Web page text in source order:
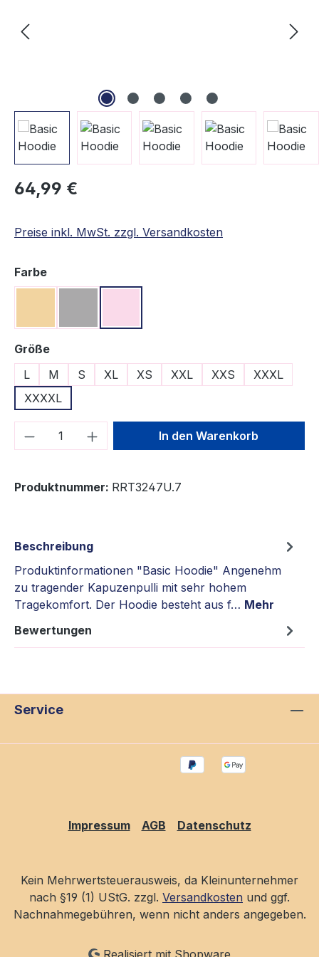
Regulärer Preis:
64,99 €
Preise inkl. MwSt. zzgl. Versandkosten
Farbeauswählen
Größeauswählen
L
M S XL XS XXL XXS
XXXL
XXXXL
Produkt Anzahl: Gib denIn den Warenkorb
Produktnummer: RRT3247U.7
Beschreibung
Produktinformationen "Basic Hoodie" Angenehm
zu tragender Kapuzenpulli mit sehr hohem
Tragekomfort. Der Hoodie besteht aus f… Mehr
Bewertungen
Service
Impressum AGB Datenschutz
Kein Mehrwertsteuerausweis, da Kleinunternehmer
nach §19 (1) UStG. zzgl. Versandkosten und ggf.
Nachnahmegebühren, wenn nicht anders angegeben.